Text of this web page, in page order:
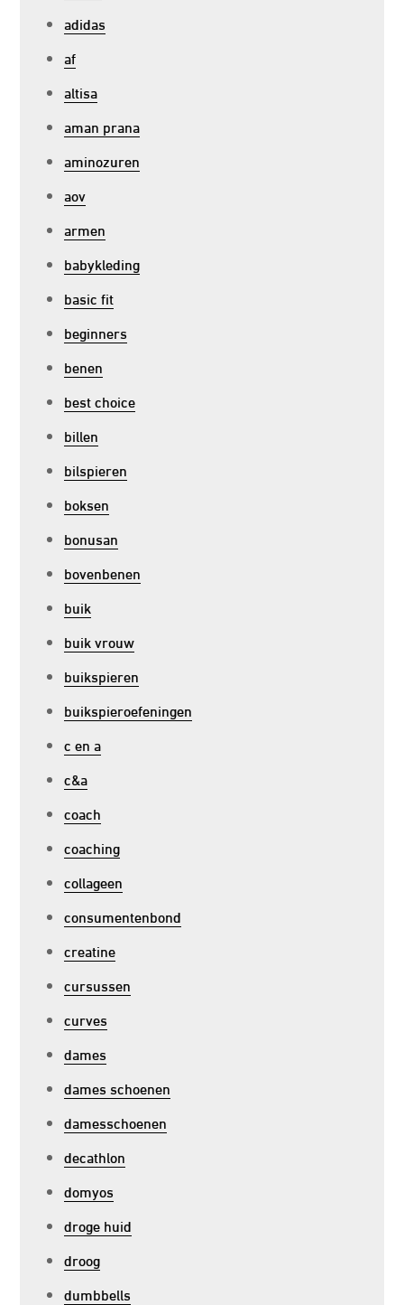
adidas
af
altisa
aman prana
aminozuren
aov
armen
babykleding
basic fit
beginners
benen
best choice
billen
bilspieren
boksen
bonusan
bovenbenen
buik
buik vrouw
buikspieren
buikspieroefeningen
c en a
c&a
coach
coaching
collageen
consumentenbond
creatine
cursussen
curves
dames
dames schoenen
damesschoenen
decathlon
domyos
droge huid
droog
dumbbells